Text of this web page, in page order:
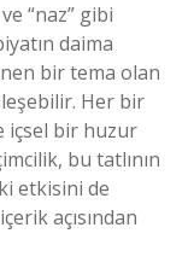
“naz” gibi
daima
bir tema olan
Her bir
içsel bir huzur
bu tatlının
etkisini de
açısından